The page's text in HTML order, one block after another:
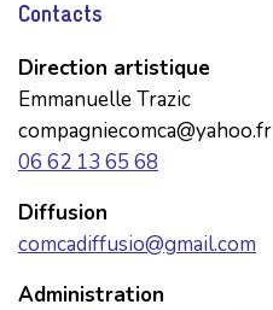
Contacts
Direction artistique
Emmanuelle Trazic
compagniecomca@yahoo.fr
06 62 13 65 68
Diffusion
comcadiffusio@gmail.com
Administration